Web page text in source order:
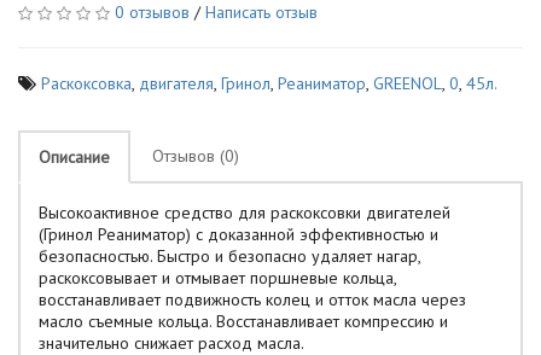
0 отзывов /Написать отзыв
Раскоксовка, двигателя, Гринол, Реаниматор, GREENOL, 0, 45л.
Описание Отзывов (0)
Высокоактивное средство для раскоксовки двигателей
(Гринол Реаниматор) с доказанной эффективностью и
безопасностью. Быстро и безопасно удаляет нагар,
раскоксовывает и отмывает поршневые кольца,
восстанавливает подвижность колец и отток масла через
масло съемные кольца. Восстанавливает компрессию и
значительно снижает расход масла.